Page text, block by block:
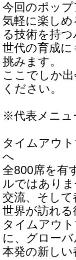
今回のポッ
気軽に楽し
る技術を持
世代の育成
挑みます。
ここでしか
ください。
※代表メニュ
タイムアウ
へ
全800席を有
ルではあり
交流、そし
世界が訪れる
タイムアウ
に、グロー
本発の新し